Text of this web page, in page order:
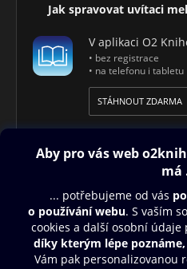
Jak spravovat uvítaci
V aplikaci O2
• bez registrace
• na telefonu i tabletu
STÁHNOUT ZDARMA
Obsah ke stažení
Moje O2 Knihovna